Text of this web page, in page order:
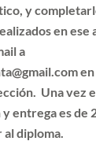
y
en ese
a
Una vez
entrega es de
al diploma.